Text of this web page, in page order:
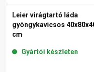
Leier virágtartó láda
gyöngykavicsos
cm
Gyártói készleten